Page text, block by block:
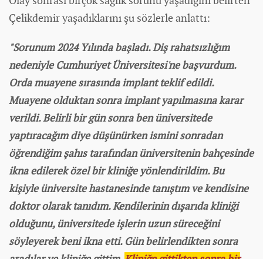
Çelikdemir yaşadıklarını şu sözlerle anlattı:
"Sorunum 2024 Yılında başladı. Diş rahatsızlığım
nedeniyle Cumhuriyet Üniversitesi'ne başvurdum.
Orda muayene sırasında implant teklif edildi.
Muayene olduktan sonra implant yapılmasına karar
verildi. Belirli bir gün sonra ben üniversitede
yaptıracağım diye düşünürken ismini sonradan
öğrendiğim şahıs tarafından üniversitenin bahçesinde
ikna edilerek özel bir kliniğe yönlendirildim. Bu
kişiyle üniversite hastanesinde tanıştım ve kendisine
doktor olarak tanıdım. Kendilerinin dışarıda kliniği
olduğunu, üniversitede işlerin uzun süreceğini
söyleyerek beni ikna etti. Gün belirlendikten sonra